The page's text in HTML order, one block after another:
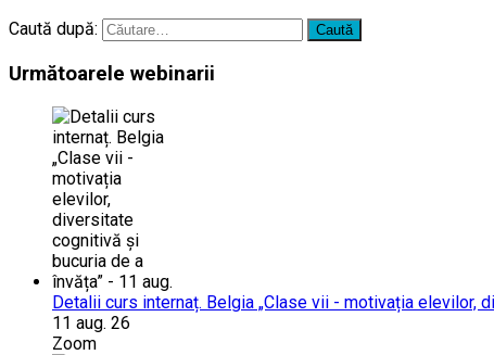
Caută după:
Următoarele webinarii
Detalii curs internaț. Belgia „Clase vii - motivația elevilor,
11 aug. 26
Zoom